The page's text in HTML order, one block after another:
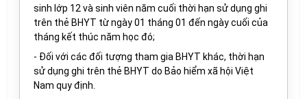
sinh lớp 12 và sinh viên năm cuối thời hạn sử dụng ghi
trên thẻ BHYT từ ngày 01 tháng 01 đến ngày cuối của
tháng kết thúc năm học đó;
- Đối với các đối tượng tham gia BHYT khác, thời hạn
sử dụng ghi trên thẻ BHYT do Bảo hiểm xã hội Việt
Nam quy định.